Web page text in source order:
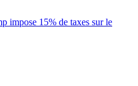
impose 15% de taxes sur le